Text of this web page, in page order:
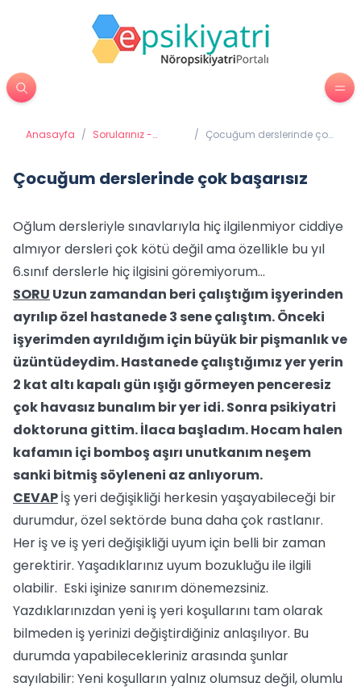
Anasayfa / Sorularınız -
/ Çocuğum derslerinde çok
Çocuğum derslerinde çok başarısız
Oğlum dersleriyle sınavlarıyla hiç ilgilenmiyor ciddiye
almıyor dersleri çok kötü değil ama özellikle bu yıl
6.sınıf derslerle hiç ilgisini göremiyorum...
SORU Uzun zamandan beri çalıştığım işyerinden
ayrılıp özel hastanede 3 sene çalıştım. Önceki
işyerimden ayrıldığım için büyük bir pişmanlık ve
üzüntüdeydim. Hastanede çalıştığımız yer yerin
2 kat altı kapalı gün ışığı görmeyen penceresiz
çok havasız bunalım bir yer idi. Sonra psikiyatri
doktoruna gittim. İlaca başladım. Hocam halen
kafamın içi bomboş aşırı unutkanım neşem
sanki bitmiş söyleneni az anlıyorum.
CEVAPİş yeri değişikliği herkesin yaşayabileceği bir
durumdur, özel sektörde buna daha çok rastlanır.
Her iş ve iş yeri değişikliği uyum için belli bir zaman
gerektirir. Yaşadıklarınız uyum bozukluğu ile ilgili
olabilir. Eski işinize sanırım dönemezsiniz.
Yazdıklarınızdan yeni iş yeri koşullarını tam olarak
bilmeden iş yerinizi değiştirdiğiniz anlaşılıyor. Bu
durumda yapabilecekleriniz arasında şunlar
sayılabilir: Yeni koşulların yalnız olumsuz değil, olumlu